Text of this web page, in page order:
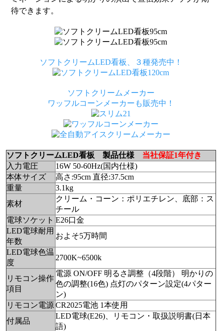
待できます。
ソフトクリームLED看板、３種発売中！
ソフトクリームメーカー
ワッフルコーンメーカーも販売中！
ソフトクリームLED看板 製品仕様 当社保証1年付き
入力電圧
16W 50-60Hz(国内仕様)
本体サイズ
高さ:95cm 直径:37.5cm
重量
3.1kg
素材
クリーム・コーン：ポリエチレン、底部：ス
チール
電球ソケット E26口金
LED電球耐用
年数
およそ5万時間
LED電球色温
度
2700K~6500k
リモコン操作
項目
電源 ON/OFF明るさ調整（4段階）
明かりの
色の調整(16色)点灯のパターン設定(4パター
ン)
リモコン電源CR2025電池 1本使用
付属品
LED電球(E26)、リモコン・取扱説明書(日本
語)